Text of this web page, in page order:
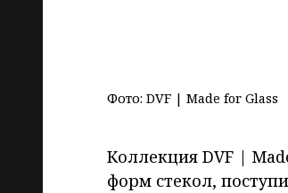
Фото: DVF | Made for Glass
Коллекция DVF |
форм стекол,